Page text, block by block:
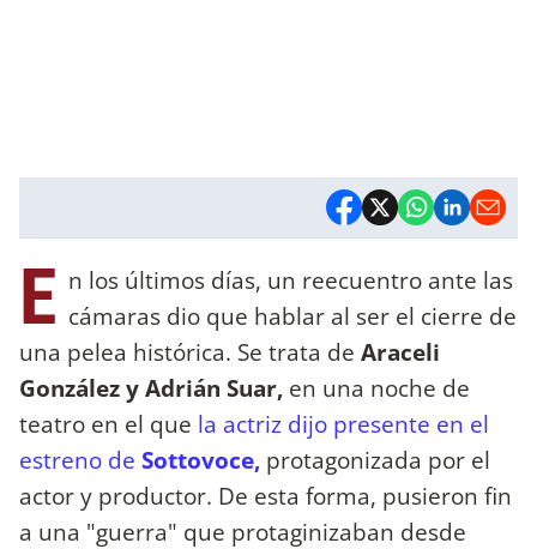
E n los últimos días, un reecuentro ante las
cámaras dio que hablar al ser el cierre de
una pelea histórica. Se trata de Araceli
González y Adrián Suar, en una noche de
teatro en el que la actriz dijo presente en el
estreno de Sottovoce, protagonizada por el
actor y productor. De esta forma, pusieron fin
a una "guerra" que protaginizaban desde